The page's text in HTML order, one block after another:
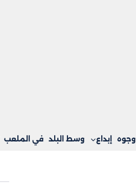
وجوه إبداع وسط البلد في الملعب